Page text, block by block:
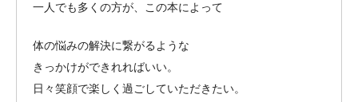
一人でも多くの方が、この本によって
体の悩みの解決に繋がるような
きっかけができれればいい。
日々笑顔で楽しく過ごしていただきたい。